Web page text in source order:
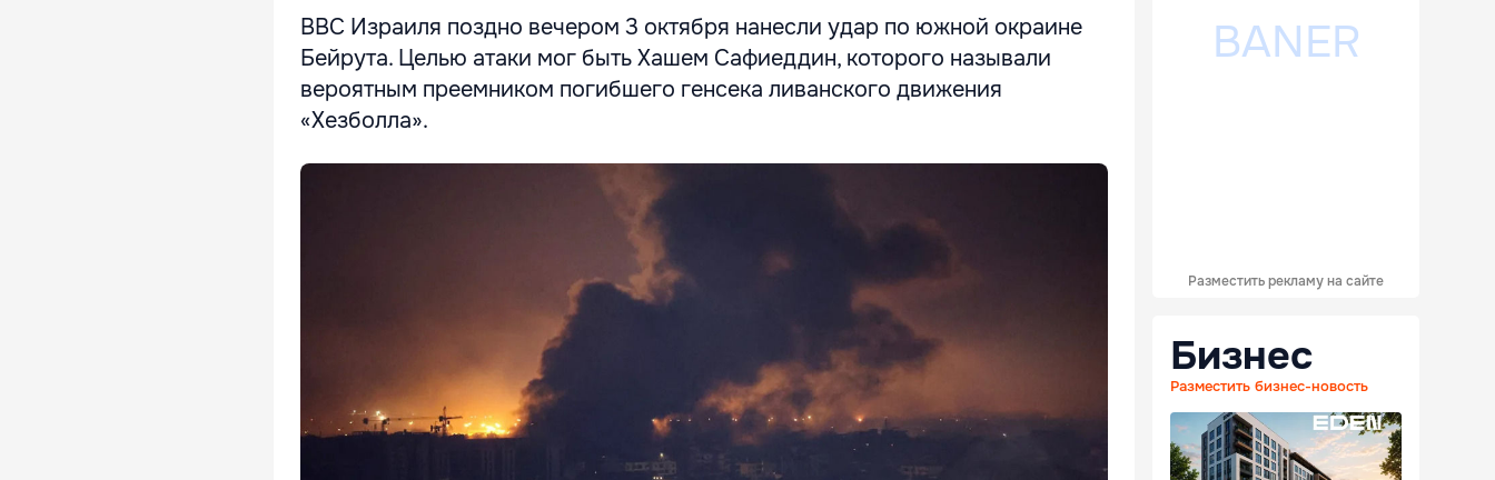
ВВС Израиля поздно вечером 3 октября нанесли удар по южной окраине
Бейрута. Целью атаки мог быть Хашем Сафиеддин, которого называли
вероятным преемником погибшего генсека ливанского движения
«Хезболла».
Разместить рекламу на сайте
Бизнес
Разместить бизнес-новость